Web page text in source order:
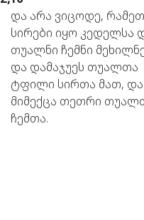
და არა ვიცოდე,
სირები იყო კედელსა
თუალნი ჩემნი
და დამაჯუეს თუალთა
ტფილი სირთა მათ, და
მიმექცა თეთრი
ჩემთა.